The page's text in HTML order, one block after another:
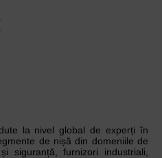
la nivel global de experți în
de nișă din domeniile de
siguranță, furnizori industriali,